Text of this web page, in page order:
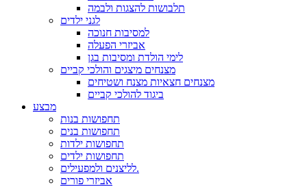
תלבושות להצגות ולבמה
לגני ילדים
למסיבות חנוכה
אביזרי הפעלה
לימי הולדת ומסיבות בגן
מצנחים מיצגים והולכי קביים
מצנחים חצאיות מצנח ושטיחים
ביגוד להולכי קביים
מבצע
תחפושות בנות
תחפושות בנים
תחפושות ילדות
תחפושות ילדים
לליצנים ולמפעילים.
אביזרי פורים